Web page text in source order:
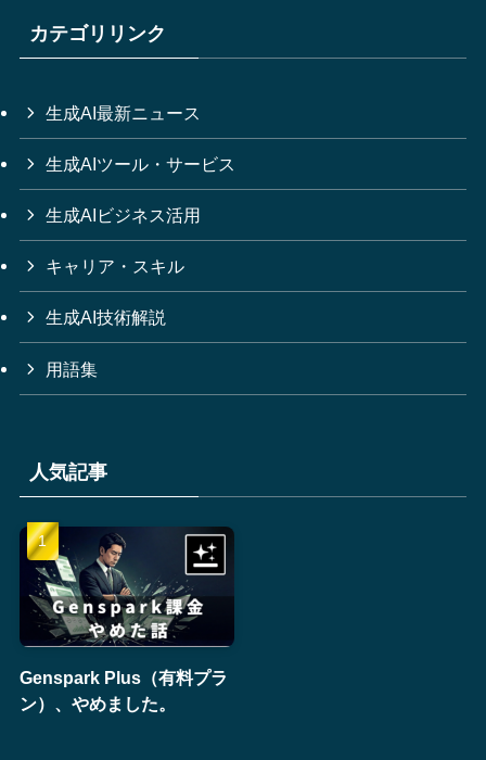
カテゴリリンク
生成AI最新ニュース
生成AIツール・サービス
生成AIビジネス活用
キャリア・スキル
生成AI技術解説
用語集
人気記事
Genspark Plus（有料プラ
ン）、やめました。